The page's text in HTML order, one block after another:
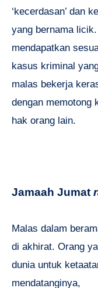
‘kecerdasan’ dan
yang bernama
mendapatkan
kasus kriminal
malas bekerja
dengan memotong
hak orang lain.
Jamaah Jumat
Malas dalam
di akhirat. Orang
dunia untuk
mendatanginya,